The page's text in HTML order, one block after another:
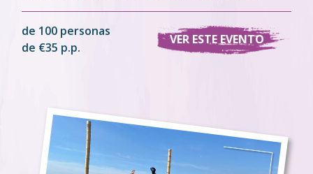
de 100 personas
de €35 p.p.
VER ESTE EVENTO